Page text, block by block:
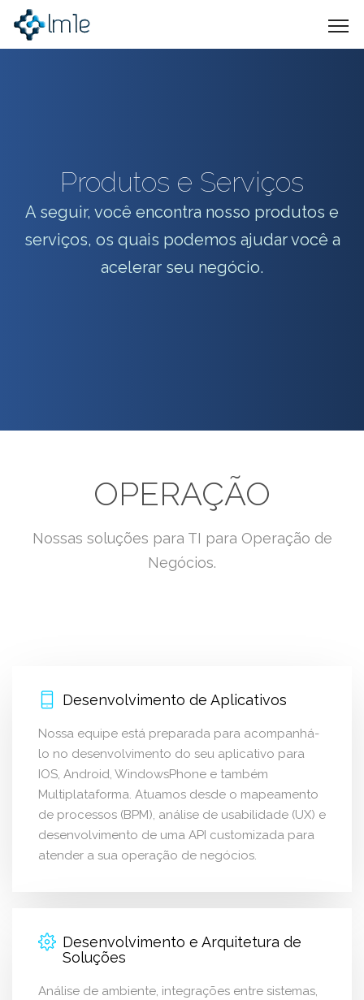
Produtos e Serviços
A seguir, você encontra nosso produtos e
serviços, os quais podemos ajudar você a
acelerar seu negócio.
OPERAÇÃO
Nossas soluções para TI para Operação de
Negócios.
Desenvolvimento de Aplicativos
Nossa equipe está preparada para acompanhá-
lo no desenvolvimento do seu aplicativo para
IOS, Android, WindowsPhone e também
Multiplataforma. Atuamos desde o mapeamento
de processos (BPM), análise de usabilidade (UX) e
desenvolvimento de uma API customizada para
atender a sua operação de negócios.
Desenvolvimento e Arquitetura de
Soluções
Análise de ambiente, integrações entre sistemas,